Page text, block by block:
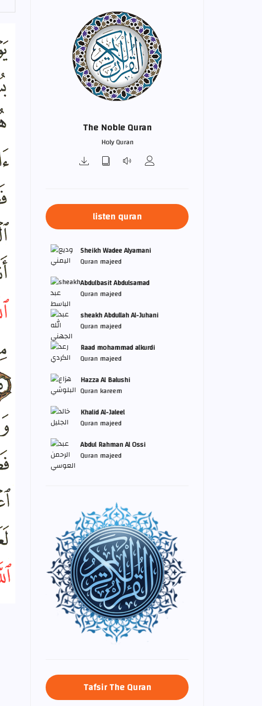
The Noble Quran
Holy Quran
listen quran
Sheikh Wadee Alyamani
Quran majeed
Abdulbasit Abdulsamad
Quran majeed
sheakh Abdullah Al-Juhani
Quran majeed
Raad mohammad alkurdi
Quran majeed
Hazza Al Balushi
Quran kareem
Khalid Al-Jaleel
Quran majeed
Abdul Rahman Al Ossi
Quran majeed
Tafsir The Quran